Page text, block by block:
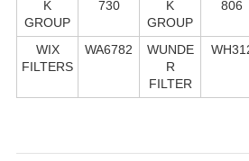
K
GROUP
730
K
GROUP
806
WIX
FILTERS
WA6782
WUNDE
R
FILTER